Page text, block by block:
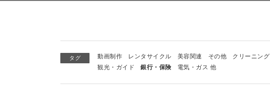
タグ 動画制作 レンタサイクル 美容関連 その他 クリーニング
観光・ガイド
銀行・保険 電気・ガス 他